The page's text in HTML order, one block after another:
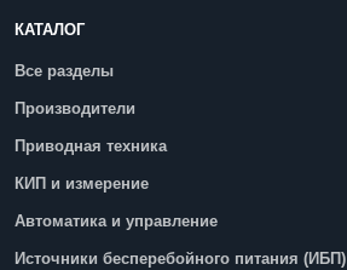
КАТАЛОГ
Все разделы
Производители
Приводная техника
КИП и измерение
Автоматика и управление
Источники бесперебойного питания (ИБП)